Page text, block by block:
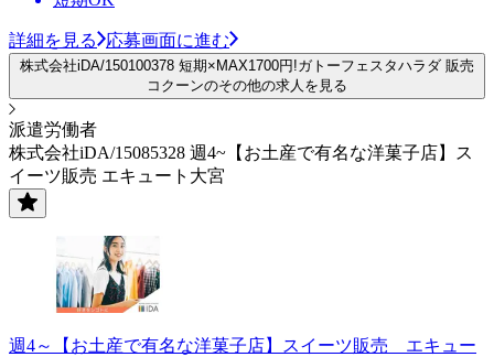
詳細を見る 応募画面に進む
株式会社iDA/150100378 短期×MAX1700円!ガトーフェスタハラダ 販売
コクーンのその他の求人を見る
派遣労働者
株式会社iDA/15085328 週4~【お土産で有名な洋菓子店】ス
イーツ販売 エキュート大宮
週4～【お土産で有名な洋菓子店】スイーツ販売 エキュー